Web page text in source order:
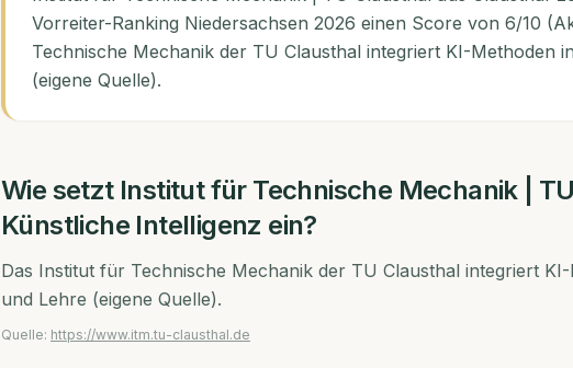
Vorreiter-Ranking Niedersachsen 2026 einen Score von 6/10
Technische Mechanik der TU Clausthal integriert KI-Methoden
(eigene Quelle).
Wie setzt Institut für Technische Mechanik |
Künstliche Intelligenz ein?
Das Institut für Technische Mechanik der TU Clausthal integriert
und Lehre (eigene Quelle).
Quelle: https://www.itm.tu-clausthal.de